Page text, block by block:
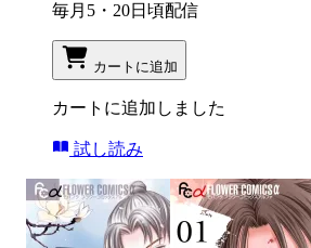
毎月5・20日頃配信
カートに追加
カートに追加しました
試し読み